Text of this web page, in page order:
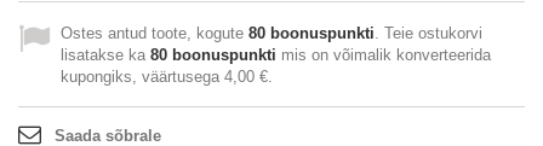
Ostes antud toote, kogute 80 boonuspunkti. Teie ostukorvi
lisatakse ka 80 boonuspunkti mis on võimalik konverteerida
kupongiks, väärtusega 4,00 €.
Saada sõbrale